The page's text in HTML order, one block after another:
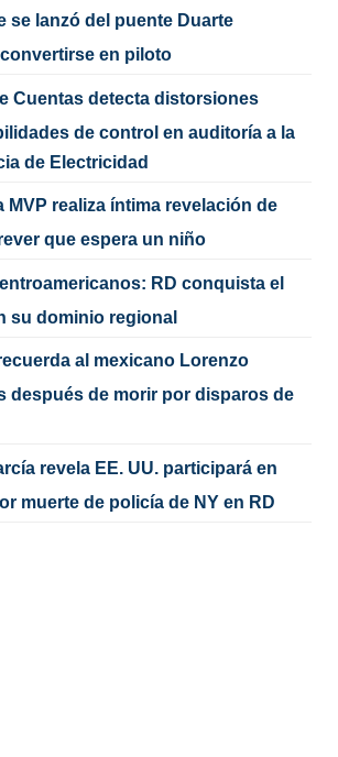
se lanzó del puente Duarte
en piloto
Cuentas detecta distorsiones
de control en auditoría a la
de Electricidad
MVP realiza íntima revelación de
que espera un niño
RD conquista el
su dominio regional
al mexicano Lorenzo
después de morir por disparos de
revela EE. UU. participará en
muerte de policía de NY en RD